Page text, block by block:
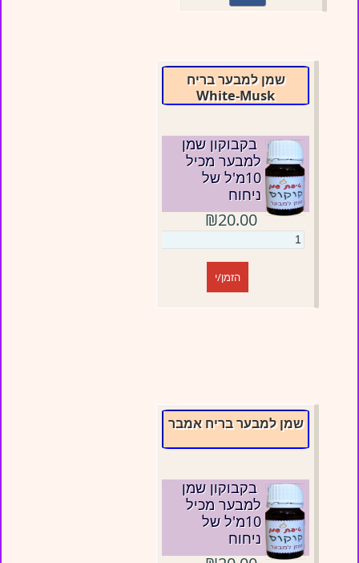
שמן למבער בריח
White-Musk
בקבוקון שמן
למבער מכיל
10מ'ל של
ניחוח
₪20.00
הזמן/י
שמן למבער בריח אמבר
בקבוקון שמן
למבער מכיל
10מ'ל של
ניחוח